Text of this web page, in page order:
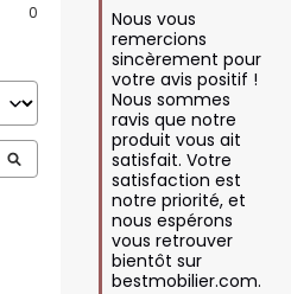
0
Nous vous
remercions
sincèrement pour
votre avis positif !
Nous sommes
ravis que notre
produit vous ait
satisfait. Votre
satisfaction est
notre priorité, et
nous espérons
vous retrouver
bientôt sur
bestmobilier.com.